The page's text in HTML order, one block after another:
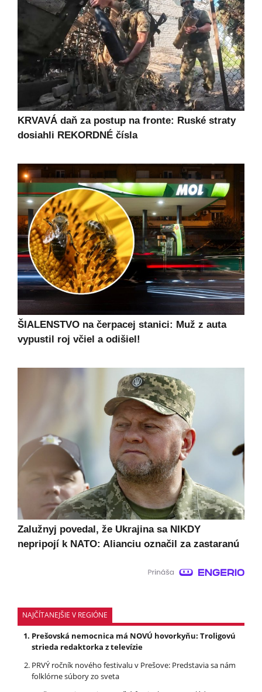
KRVAVÁ daň za postup na fronte: Ruské straty
dosiahli REKORDNÉ čísla
ŠIALENSTVO na čerpacej stanici: Muž z auta
vypustil roj včiel a odišiel!
Zalužnyj povedal, že Ukrajina sa NIKDY
nepripojí k NATO: Alianciu označil za zastaranú
NAJČÍTANEJŠIE V REGIÓNE
Prešovská nemocnica má NOVÚ hovorkyňu: Troligovú
strieda redaktorka z televízie
PRVÝ ročník nového festivalu v Prešove: Predstavia sa nám
folklórne súbory zo sveta